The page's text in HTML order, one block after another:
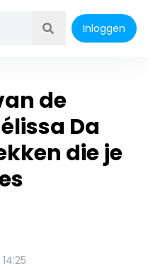
Inloggen
de
Da
die je